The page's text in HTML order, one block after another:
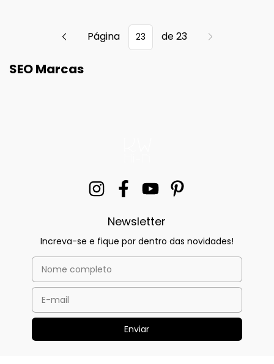
Página de 23
SEO Marcas
Newsletter
Increva-se e fique por dentro das novidades!